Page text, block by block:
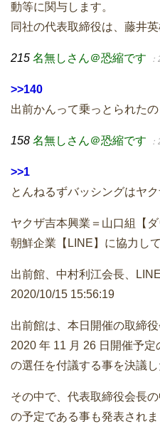
動等に関与します。
同社の代表取締役は、藤井英
215 名無しさん＠恐縮です
>>140
出前かんって乗っとられたの
158 名無しさん＠恐縮です
>>1
とんねるずバッシングはヤ
ヤクザ吉本興業＝山口組【ダ
朝鮮企業【LINE】に協力し
出前館、中村利江会長、
2020/10/15 15:56:19
出前館は、本日開催の取締役
2020 年 11 月 26 日開催予
の選任を付議する事を決議し
その中で、代表取締役会長
の予定である事も発表されま